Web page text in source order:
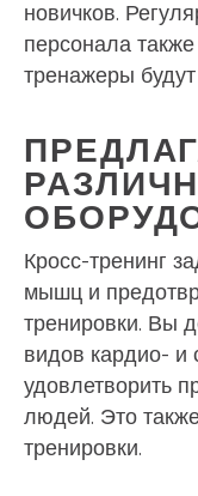
новичков.
персонала также
тренажеры
Кросс-тренинг
мышц и
тренировки. Вы
видов кардио- и
удовлетворить
людей. Это
тренировки.